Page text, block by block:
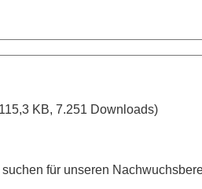
KB, 7.251 Downloads)
für unseren